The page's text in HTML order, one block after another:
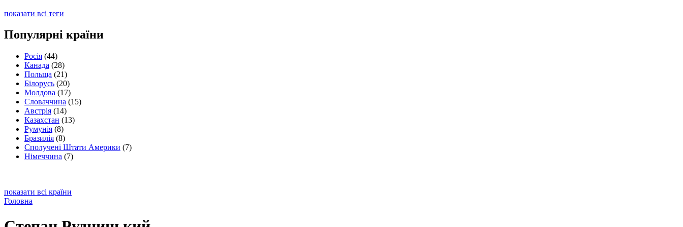
показати всі теги
Популярні країни
Росія (44)
Канада (28)
Польща (21)
Білорусь (20)
Молдова (17)
Словаччина (15)
Австрія (14)
Казахстан (13)
Румунія (8)
Бразилія (8)
Сполучені Штати Америки (7)
Німеччина (7)
показати всі країни
Головна